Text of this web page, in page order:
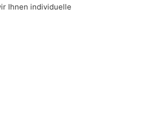
Ihnen individuelle